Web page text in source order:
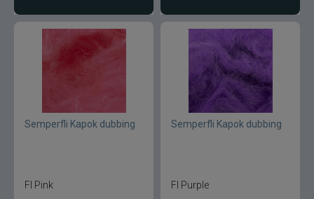
Semperfli Kapok dubbing
Fl Pink
Semperfli Kapok dubbing
Fl Purple